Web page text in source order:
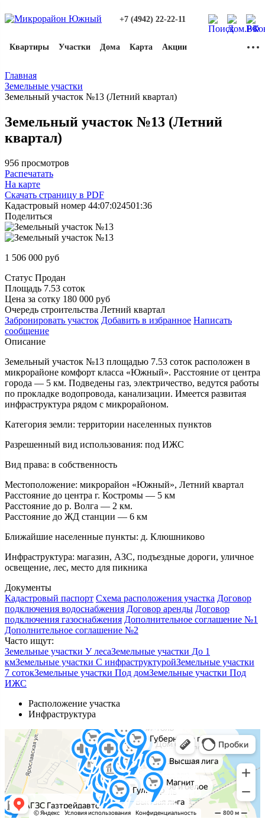
+7 (4942) 22-22-11
Квартиры Участки Дома Карта Акции
Главная
Земельные участки
Земельный участок №13 (Летний квартал)
Земельный участок №13 (Летний
квартал)
956 просмотров
Распечатать
На карте
Скачать страницу в PDF
Кадастровый номер 44:07:024501:36
Поделиться
1 506 000 руб
Статус Продан
Площадь 7.53 соток
Цена за сотку 180 000 руб
Очередь строительства Летний квартал
Забронировать участок Добавить в избранное Написать
сообщение
Описание
Земельный участок №13 площадью 7.53 соток расположен в
микрорайоне комфорт класса «Южный». Расстояние от центра
города — 5 км. Подведены газ, электричество, ведутся работы
по прокладке водопровода, канализации. Имеется развитая
инфраструктура рядом с микрорайоном.
Категория земли: территории населенных пунктов
Разрешенный вид использования: под ИЖС
Вид права: в собственность
Местоположение: микрорайон «Южный», Летний квартал
Расстояние до центра г. Костромы — 5 км
Расстояние до р. Волга — 2 км.
Расстояние до ЖД станции — 6 км
Ближайшие населенные пункты: д. Клюшниково
Инфраструктура: магазин, АЗС, подъездные дороги, уличное
освещение, лес, место для пикника
Документы
Кадастровый паспорт Схема расположения участка Договор
подключения водоснабжения Договор аренды Договор
подключения газоснабжения Дополнительное соглашение №1
Дополнительное соглашение №2
Часто ищут:
Земельные участки У лесаЗемельные участки До 1
кмЗемельные участки С инфраструктуройЗемельные участки
7 сотокЗемельные участки Под домЗемельные участки Под
ИЖС
Расположение участка
Инфраструктура